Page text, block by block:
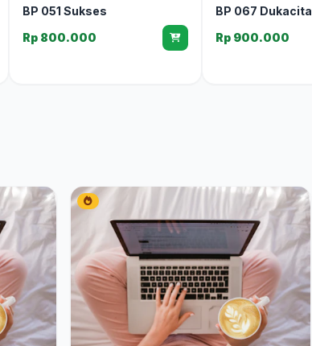
BP 051 Sukses
Rp 800.000
BP 067 Dukacita
Rp 900.000